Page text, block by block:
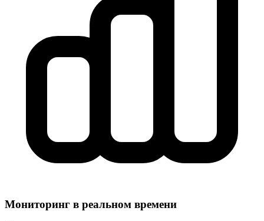
Мониторинг в реальном времени